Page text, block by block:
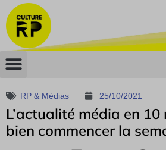
RP & Médias 25/10/2021
L’actualité média en
bien commencer la